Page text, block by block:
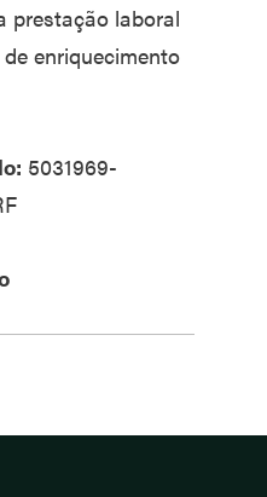
prestação laboral
enriquecimento
5031969-